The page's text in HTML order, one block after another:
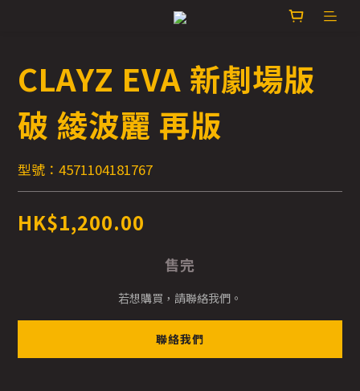
CLAYZ EVA 新劇場版
破 綾波麗 再版
型號：4571104181767
HK$1,200.00
售完
若想購買，請聯絡我們。
聯絡我們